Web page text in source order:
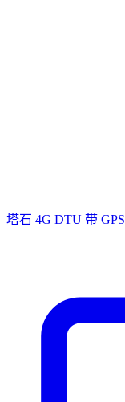
塔石 4G DTU 带 GPS